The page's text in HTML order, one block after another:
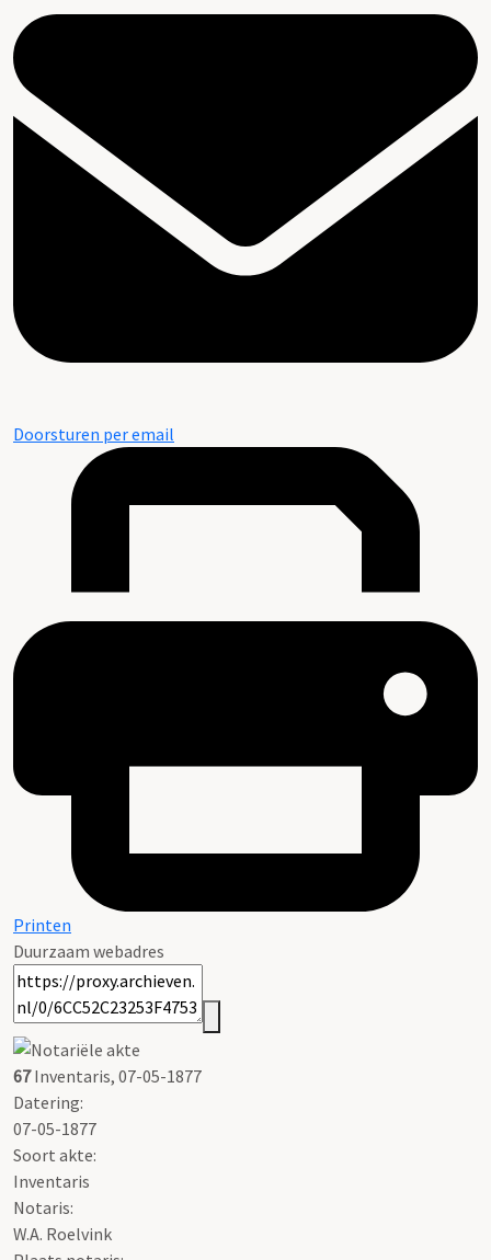
Doorsturen per email
Printen
Duurzaam webadres
67Inventaris, 07-05-1877
Datering:
07-05-1877
Soort akte:
Inventaris
Notaris:
W.A. Roelvink